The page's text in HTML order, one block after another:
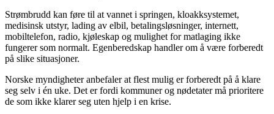
Strømbrudd kan føre til at vannet i springen, kloakksystemet,
medisinsk utstyr, lading av elbil, betalingsløsninger, internett,
mobiltelefon, radio, kjøleskap og mulighet for matlaging ikke
fungerer som normalt. Egenberedskap handler om å være forberedt
på slike situasjoner.
Norske myndigheter anbefaler at flest mulig er forberedt på å klare
seg selv i én uke. Det er fordi kommuner og nødetater må prioritere
de som ikke klarer seg uten hjelp i en krise.